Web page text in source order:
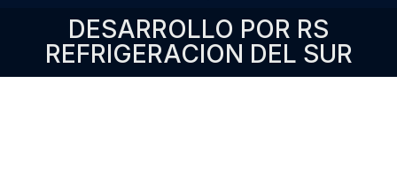
DESARROLLO POR RS
REFRIGERACION DEL SUR